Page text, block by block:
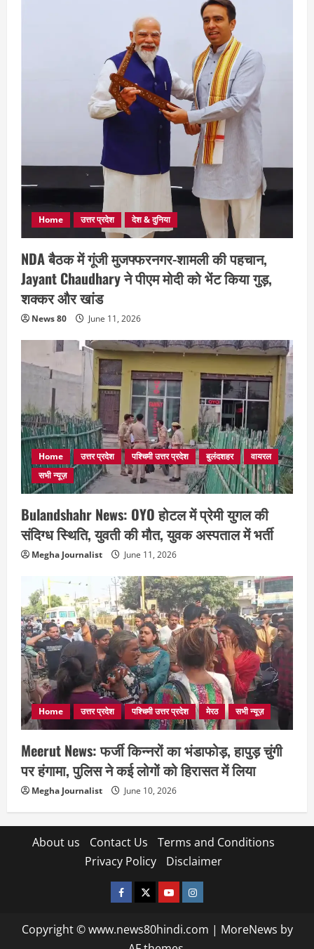
Home उत्तर प्रदेश देश & दुनिया
NDA बैठक में गूंजी मुजफ्फरनगर-शामली की पहचान,
Jayant Chaudhary ने पीएम मोदी को भेंट किया गुड़,
शक्कर और खांड
News 80 June 11, 2026
Home उत्तर प्रदेश पश्चिमी उत्तर प्रदेश बुलंदशहर
वायरल
सभी न्यूज़
Bulandshahr News: OYO होटल में प्रेमी युगल की
संदिग्ध स्थिति, युवती की मौत, युवक अस्पताल में भर्ती
Megha Journalist June 11, 2026
Home उत्तर प्रदेश पश्चिमी उत्तर प्रदेश मेरठ सभी न्यूज़
Meerut News: फर्जी किन्नरों का भंडाफोड़, हापुड़ चुंगी
पर हंगामा, पुलिस ने कई लोगों को हिरासत में लिया
Megha Journalist June 10, 2026
About us Contact Us
Terms and Conditions
Privacy Policy
Disclaimer
facebooktwitterYOUTUBE
instagram
Copyright © www.news80hindi.com | MoreNews by